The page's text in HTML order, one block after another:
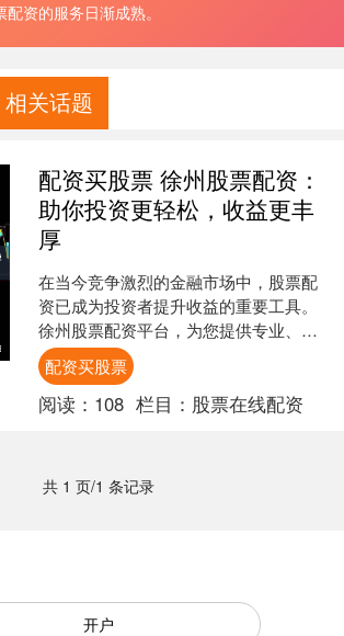
资的服务日渐成熟。
关话题
配资买股票 徐州股票配资：
助你投资更轻松，收益更丰
厚
在当今竞争激烈的金融市场中，股票配
资已成为投资者提升收益的重要工具。
徐州股票配资平台，为您提供专业、便
捷的配资服务配资买股票，助您投资更
轻松，收益更丰厚配资买股....
配资买股票
阅读： 108 栏目： 股票在线配资
共 1 页/1 条记录
开户